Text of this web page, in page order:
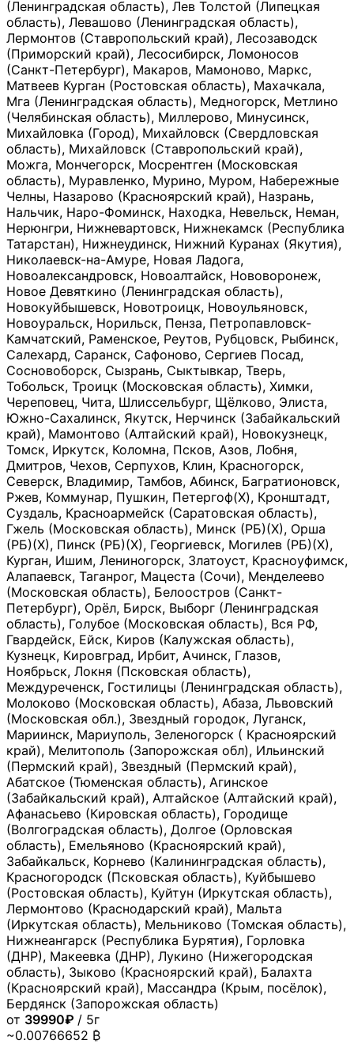
(Ленинградская область), Лев Толстой (Липецкая
область), Левашово (Ленинградская область),
Лермонтов (Ставропольский край), Лесозаводск
(Приморский край), Лесосибирск, Ломоносов
(Санкт-Петербург), Макаров, Мамоново, Маркс,
Матвеев Курган (Ростовская область), Махачкала,
Мга (Ленинградская область), Медногорск, Метлино
(Челябинская область), Миллерово, Минусинск,
Михайловка (Город), Михайловск (Свердловская
область), Михайловск (Ставропольский край),
Можга, Мончегорск, Мосрентген (Московская
область), Муравленко, Мурино, Муром, Набережные
Челны, Назарово (Красноярский край), Назрань,
Нальчик, Наро-Фоминск, Находка, Невельск, Неман,
Нерюнгри, Нижневартовск, Нижнекамск (Республика
Татарстан), Нижнеудинск, Нижний Куранах (Якутия),
Николаевск-на-Амуре, Новая Ладога,
Новоалександровск, Новоалтайск, Нововоронеж,
Новое Девяткино (Ленинградская область),
Новокуйбышевск, Новотроицк, Новоульяновск,
Новоуральск, Норильск, Пенза, Петропавловск-
Камчатский, Раменское, Реутов, Рубцовск, Рыбинск,
Салехард, Саранск, Сафоново, Сергиев Посад,
Сосновоборск, Сызрань, Сыктывкар, Тверь,
Тобольск, Троицк (Московская область), Химки,
Череповец, Чита, Шлиссельбург, Щёлково, Элиста,
Южно-Сахалинск, Якутск, Нерчинск (Забайкальский
край), Мамонтово (Алтайский край), Новокузнецк,
Томск, Иркутск, Коломна, Псков, Азов, Лобня,
Дмитров, Чехов, Серпухов, Клин, Красногорск,
Северск, Владимир, Тамбов, Абинск, Багратионовск,
Ржев, Коммунар, Пушкин, Петергоф(Х), Кронштадт,
Суздаль, Красноармейск (Саратовская область),
Гжель (Московская область), Минск (РБ)(Х), Орша
(РБ)(Х), Пинск (РБ)(Х), Георгиевск, Могилев (РБ)(Х),
Курган, Ишим, Лениногорск, Златоуст, Красноуфимск,
Алапаевск, Таганрог, Мацеста (Сочи), Менделеево
(Московская область), Белоостров (Санкт-
Петербург), Орёл, Бирск, Выборг (Ленинградская
область), Голубое (Московская область), Вся РФ,
Гвардейск, Ейск, Киров (Калужская область),
Кузнецк, Кировград, Ирбит, Ачинск, Глазов,
Ноябрьск, Локня (Псковская область),
Междуреченск, Гостилицы (Ленинградская область),
Молоково (Московская область), Абаза, Львовский
(Московская обл.), Звездный городок, Луганск,
Мариинск, Мариуполь, Зеленогорск ( Красноярский
край), Мелитополь (Запорожская обл), Ильинский
(Пермский край), Звездный (Пермский край),
Абатское (Тюменская область), Агинское
(Забайкальский край), Алтайское (Алтайский край),
Афанасьево (Кировская область), Городище
(Волгоградская область), Долгое (Орловская
область), Емельяново (Красноярский край),
Забайкальск, Корнево (Калининградская область),
Красногородск (Псковская область), Куйбышево
(Ростовская область), Куйтун (Иркутская область),
Лермонтово (Краснодарский край), Мальта
(Иркутская область), Мельниково (Томская область),
Нижнеангарск (Республика Бурятия), Горловка
(ДНР), Макеевка (ДНР), Лукино (Нижегородская
область), Зыково (Красноярский край), Балахта
(Красноярский край), Массандра (Крым, посёлок),
Бердянск (Запорожская область)
от 39990₽ / 5г
~0.00766652 ₿